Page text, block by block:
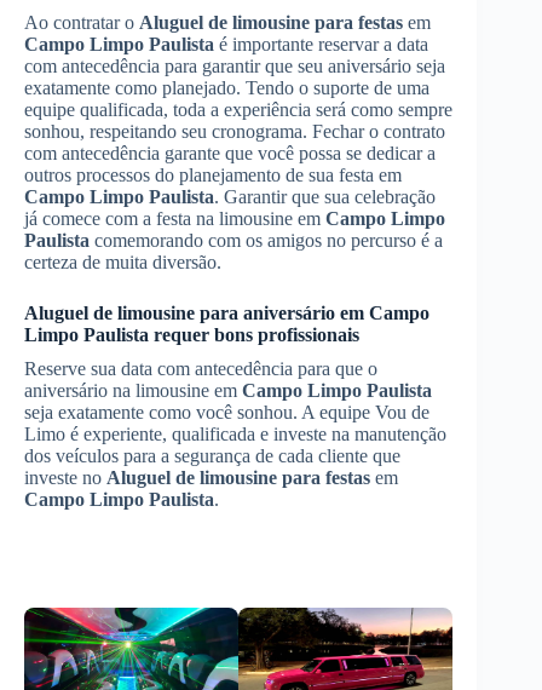
Ao contratar o Aluguel de limousine para festas em
Campo Limpo Paulista é importante reservar a data
com antecedência para garantir que seu aniversário seja
exatamente como planejado. Tendo o suporte de uma
equipe qualificada, toda a experiência será como sempre
sonhou, respeitando seu cronograma. Fechar o contrato
com antecedência garante que você possa se dedicar a
outros processos do planejamento de sua festa em
Campo Limpo Paulista. Garantir que sua celebração
já comece com a festa na limousine em Campo Limpo
Paulista comemorando com os amigos no percurso é a
certeza de muita diversão.
Aluguel de limousine para aniversário em Campo
Limpo Paulista requer bons profissionais
Reserve sua data com antecedência para que o
aniversário na limousine em Campo Limpo Paulista
seja exatamente como você sonhou. A equipe Vou de
Limo é experiente, qualificada e investe na manutenção
dos veículos para a segurança de cada cliente que
investe no Aluguel de limousine para festas em
Campo Limpo Paulista.